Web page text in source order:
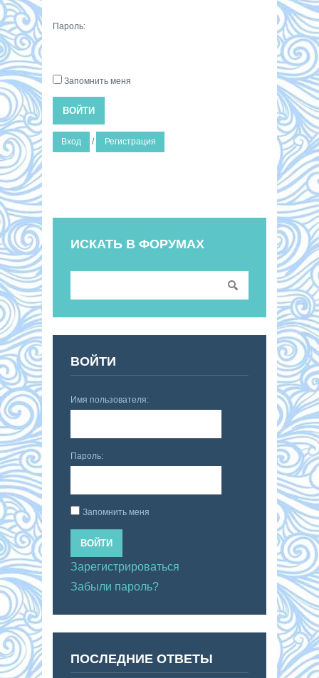
Пароль:
Запомнить меня
ВОЙТИ
Вход / Регистрация
ИСКАТЬ В ФОРУМАХ
ВОЙТИ
Имя пользователя:
Пароль:
Запомнить меня
ВОЙТИ
Зарегистрироваться
Забыли пароль?
ПОСЛЕДНИЕ ОТВЕТЫ